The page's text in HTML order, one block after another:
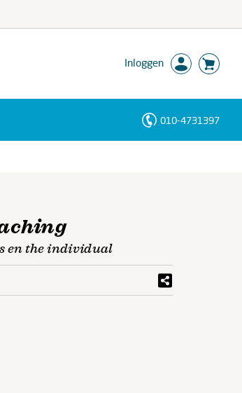
Inloggen
010-4731397
en the individual